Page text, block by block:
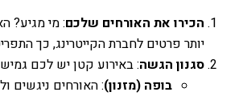
הכירו את האורחים שלכם: מי מגיע?
יותר פרטים לחברת הקייטרינג, כך
סגנון הגשה: באירוע קטן יש לכם
בופה (מזנון): האורחים ניגשים